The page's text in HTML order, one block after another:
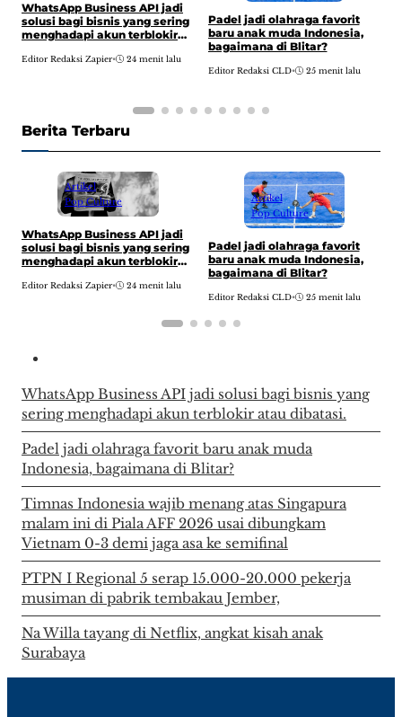
WhatsApp Business API jadi
solusi bagi bisnis yang sering
menghadapi akun terblokir
Editor Redaksi Zapier• 24 menit lalu
Padel jadi olahraga favorit
baru anak muda Indonesia,
bagaimana di Blitar?
Editor Redaksi CLD• 25 menit lalu
Berita Terbaru
Artikel
Pop Culture
WhatsApp Business API jadi
solusi bagi bisnis yang sering
menghadapi akun terblokir
Editor Redaksi Zapier• 24 menit lalu
Artikel
Pop Culture
Padel jadi olahraga favorit
baru anak muda Indonesia,
bagaimana di Blitar?
Editor Redaksi CLD• 25 menit lalu
WhatsApp Business API jadi solusi bagi bisnis yang
sering menghadapi akun terblokir atau dibatasi.
Padel jadi olahraga favorit baru anak muda
Indonesia, bagaimana di Blitar?
Timnas Indonesia wajib menang atas Singapura
malam ini di Piala AFF 2026 usai dibungkam
Vietnam 0-3 demi jaga asa ke semifinal
PTPN I Regional 5 serap 15.000-20.000 pekerja
musiman di pabrik tembakau Jember,
Na Willa tayang di Netflix, angkat kisah anak
Surabaya